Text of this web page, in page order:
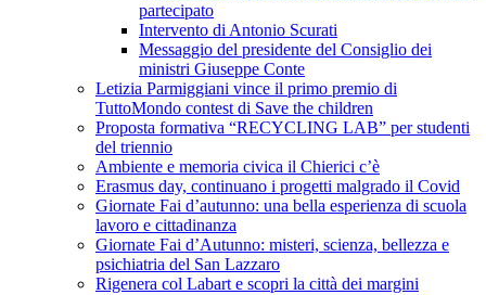
partecipato
Intervento di Antonio Scurati
Messaggio del presidente del Consiglio dei
ministri Giuseppe Conte
Letizia Parmiggiani vince il primo premio di
TuttoMondo contest di Save the children
Proposta formativa “RECYCLING LAB” per studenti
del triennio
Ambiente e memoria civica il Chierici c’è
Erasmus day, continuano i progetti malgrado il Covid
Giornate Fai d’autunno: una bella esperienza di scuola
lavoro e cittadinanza
Giornate Fai d’Autunno: misteri, scienza, bellezza e
psichiatria del San Lazzaro
Rigenera col Labart e scopri la città dei margini